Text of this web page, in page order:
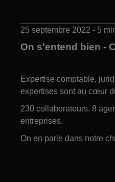
25 septembre 2022 - 5
On s'entend bien -
Expertise comptable,
expertises sont au cœur
230 collaborateurs, 8
entreprises.
On en parle dans notre